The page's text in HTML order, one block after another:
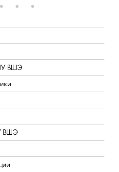
ВШЭ
ВШЭ